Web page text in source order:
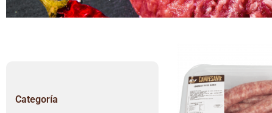
Categoría